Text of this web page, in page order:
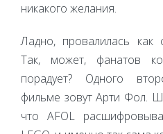
никакого желания.
Ладно, провалилась как
Так, может, фанатов
порадует? Одного
фильме зовут Арти Фол.
что AFOL